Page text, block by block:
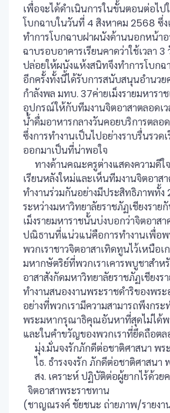
เพื่อจะได้ดำเนินการในขั้นตอนต่อไป
โบกฉาบในวันที่ 4 สิงหาคม 2568 ซึ่
ทำการโบกฉาบฝาผนังด้านนอกหน้าอ
ฉาบรอบอาคารเรียนคาดว่าใช้เวลา
ปล่อยให้ผนังแห้งสนิทจึงทำการโบกฉ
อีกครั้งทั้งนี้ได้รับการสนับสนุนอำนวย
กำลังพล มทบ. 37ค่ายเม็งรายมหารา
อุปกรณ์ให้กับทีมงานจิตอาสาตลอดเ
น้ำดื่มอาหารกลางวันคอยบริการตลอด
ซึ่งการทำงานเป็นไปอย่างราบรื่นรวด
ออกมาเป็นที่น่าพอใจ
ทางด้านคณะครูต่างแสดงความดีใ
เรียนหลังใหม่และเห็นทีมงานจิตอาส
ทำงานร่วมกันอย่างมีประสิทธิภาพทั้ง
ระหว่างมหาวิทยาลัยราชภัฏเชียงราย
เม็งรายมหาราชนั้นบ่งบอกว่าจิตอาส
ปณิธานที่แน่วแน่คือการทำงานเพื่อพ
พวกเราชาวจิตอาสาเทิดทูนไว้เหนือ
มหากษัตริย์ที่พวกเราเคารพบูชาสำห
อาสาสังกัดมหาวิทยาลัยราชภัฏเชียงร
ทำงานสนองงานพระราชดำริของพร
อย่างที่พวกเรามีความสามารถพึงกร
พระมหากรุณาธิคุณอันหาที่สุดไม่ได้พ
และในคำขวัญของพวกเราที่ยึดถือตล
มุ่ง.มั่นจงรักภักดีต่อชาติศาสนา พร
ไธ. ธำรงจงรัก ภักดีต่อชาติศาสนา
สง. เคราะห์ ปฏิบัติต่อผู้ยากไร้ด้วย
จิตอาสาพระราชทาน
(ชาญณรงค์ ชัยชนะ ถ่ายภาพ/รายงา